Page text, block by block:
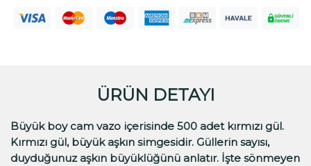
ÜRÜN DETAYI
Büyük boy cam vazo içerisinde 500 adet kırmızı gül.
Kırmızı gül, büyük aşkın simgesidir. Güllerin sayısı,
duyduğunuz aşkın büyüklüğünü anlatır. İşte sönmeyen